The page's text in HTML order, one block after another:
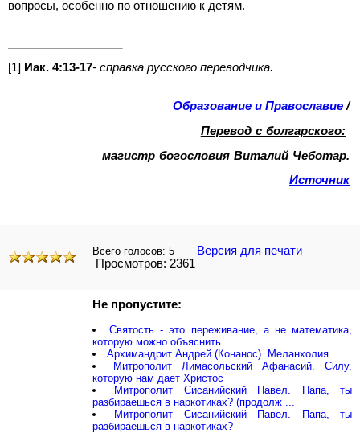
вопросы, особенно по отношению к детям.
[1] Иак. 4:13-17- справка русского переводчика.
Образование и Православие/
Перевод с болгарского:
магистр богословия Виталий Чеботар.
Источник
Всего голосов: 5
Версия для печати
Просмотров: 2361
Не пропустите:
Святость - это переживание, а не математика,
которую можно объяснить
Архимандрит Андрей (Конанос). Меланхолия
Митрополит Лимасольский Афанасий. Силу,
которую нам дает Христос
Митрополит Сисанийский Павел. Папа, ты
разбираешься в наркотиках? (продолж ...
Митрополит Сисанийский Павел. Папа, ты
разбираешься в наркотиках?